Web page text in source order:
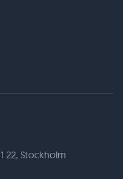
22, Stockholm